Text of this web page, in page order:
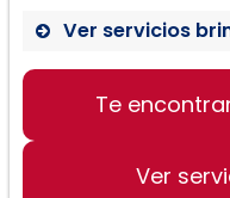
Ver servicios
Te
Ver